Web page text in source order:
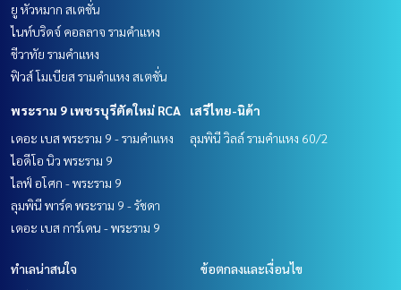
ยู หัวหมาก สเตชั่น
ไนท์บริดจ์ คอลลาจ รามคำแหง
ชีวาทัย รามคำแหง
ฟิวส์ โมเบียส รามคำแหง สเตชั่น
พระราม 9 เพชรบุรีตัดใหม่ RCA
เดอะ เบส พระราม 9 - รามคำแหง
ไอดีโอ นิว พระราม 9
ไลฟ์ อโศก - พระราม 9
ลุมพินี พาร์ค พระราม 9 - รัชดา
เดอะ เบส การ์เดน - พระราม 9
เสรีไทย-นิด้า
ลุมพินี วิลล์ รามคำแหง 60/2
ทำเลน่าสนใจ
ข้อตกลงและเงื่อนไข